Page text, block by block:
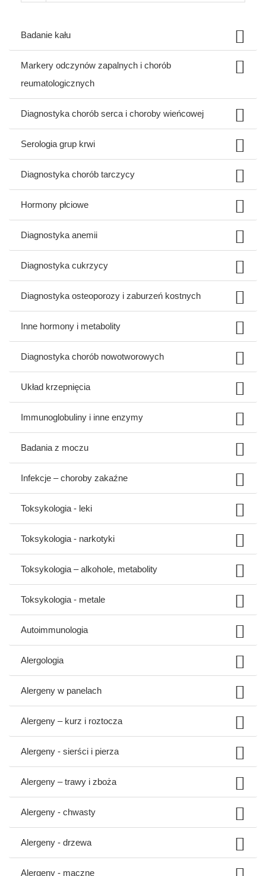
Badanie kału
Markery odczynów zapalnych i chorób
reumatologicznych
Diagnostyka chorób serca i choroby wieńcowej
Serologia grup krwi
Diagnostyka chorób tarczycy
Hormony płciowe
Diagnostyka anemii
Diagnostyka cukrzycy
Diagnostyka osteoporozy i zaburzeń kostnych
Inne hormony i metabolity
Diagnostyka chorób nowotworowych
Układ krzepnięcia
Immunoglobuliny i inne enzymy
Badania z moczu
Infekcje – choroby zakaźne
Toksykologia - leki
Toksykologia - narkotyki
Toksykologia – alkohole, metabolity
Toksykologia - metale
Autoimmunologia
Alergologia
Alergeny w panelach
Alergeny – kurz i roztocza
Alergeny - sierści i pierza
Alergeny – trawy i zboża
Alergeny - chwasty
Alergeny - drzewa
Alergeny - mączne